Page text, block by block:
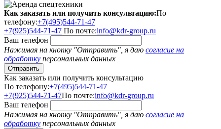
Как заказать или получить консультацию:По
телефону:+7(495)544-71-47
+7(925)544-71-47 По почте:info@kdr-group.ru
Ваш телефон
Нажимая на кнопку "Отправить", я даю согласие на
обработку персональных данных
Как заказать или получить консультацию
По телефону:+7(495)544-71-47
+7(925)544-71-47По почте:info@kdr-group.ru
Ваш телефон
Нажимая на кнопку "Отправить", я даю согласие на
обработку персональных данных